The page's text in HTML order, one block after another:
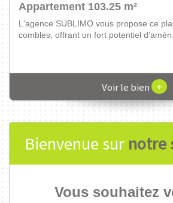
Maison 100.03 m²
Découvrez cette maison neuve
érigée sur deux niveaux et offrant 100 ...
Voir le bien +
Bienvenue sur notre
Vous souhaitez